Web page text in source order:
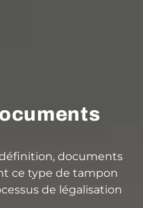
documents
ce type de tampon
de légalisation